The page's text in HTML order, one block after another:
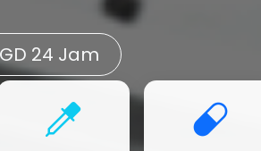
24 Jam